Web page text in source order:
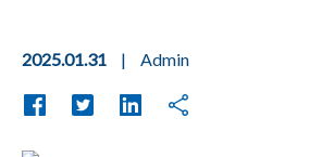
2025.01.31 | Admin